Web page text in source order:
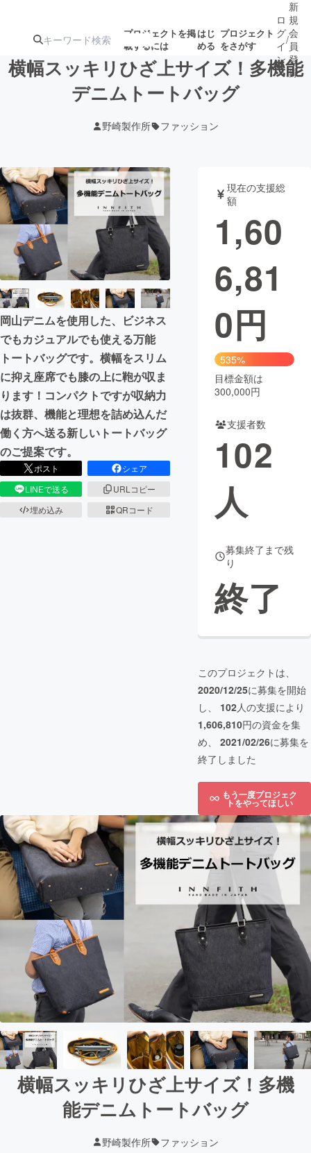
プロジェクトを掲
載するには
はじ
める
プロジェクト
をさがす
注目の新着プロ
ジェクト
ロジェクト
アート・写真 音楽
テクノロジー・ガジェット ゲーム・サ
映像・映画
ビジネス・起業
まちづくり・地域活性化
CAMPFIRE for Social Good
CAMPFIRE Creation
CAMPFIREふるさと納税machi-ya コミュニティ
ロ
グ
イ
ン
/
新
規
会
員
登
録
横幅スッキリひざ上サイズ！多機能
デニムトートバッグ
野崎製作所 ファッション
岡山デニムを使用した、ビジネス
でもカジュアルでも使える万能
トートバッグです。横幅をスリム
に抑え座席でも膝の上に鞄が収ま
ります！コンパクトですが収納力
は抜群、機能と理想を詰め込んだ
働く方へ送る新しいトートバッグ
のご提案です。
ポスト
シェア
LINEで送る
URLコピー
埋め込み
QRコード
現在の支援総
額
1,60
6,81
0円
535%
目標金額は
300,000円
支援者数
102
人
募集終了まで残
り
終了
このプロジェクトは、
2020/12/25に募集を開始
し、 102人の支援により
1,606,810円の資金を集
め、 2021/02/26に募集を
終了しました
もう一度プロジェク
トをやってほしい
横幅スッキリひざ上サイズ！多機
能デニムトートバッグ
野崎製作所 ファッション